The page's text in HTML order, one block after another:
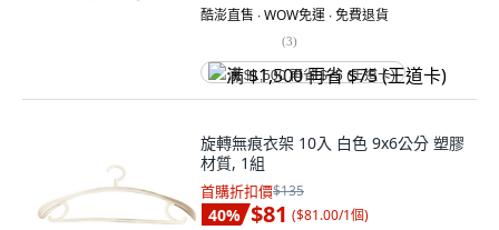
酷澎直售 ∙ WOW免運 ∙ 免費退貨
(3)
满 $1,500 再省 $75 (王道卡)
旋轉無痕衣架 10入 白色 9x6公分 塑膠
材質, 1組
首購折扣價$135
40% $81 ($81.00/1個)